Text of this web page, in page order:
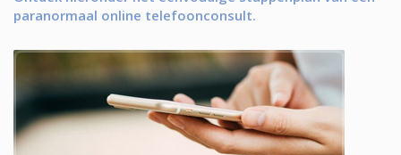
paranormaal online telefoonconsult.